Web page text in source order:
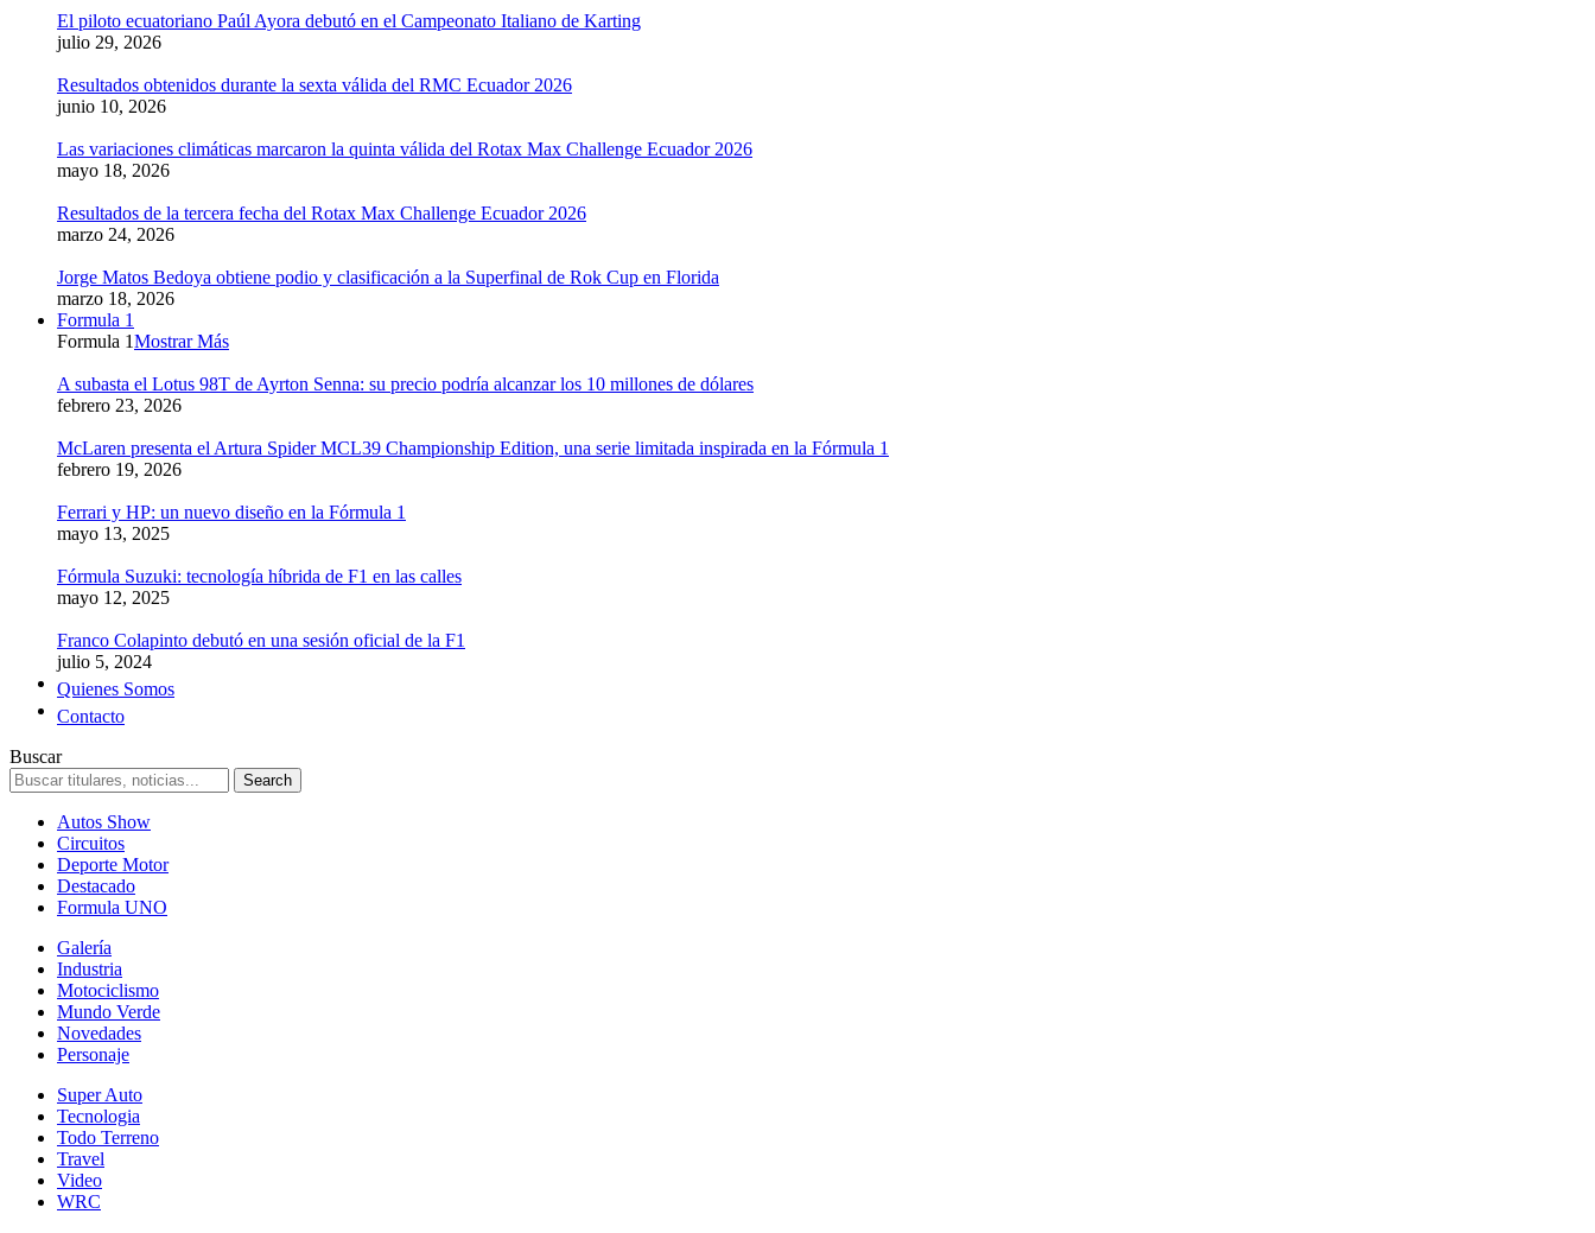
El piloto ecuatoriano Paúl Ayora debutó en el Campeonato Italiano de Karting
julio 29, 2026
Resultados obtenidos durante la sexta válida del RMC Ecuador 2026
junio 10, 2026
Las variaciones climáticas marcaron la quinta válida del Rotax Max Challenge Ecuador 2026
mayo 18, 2026
Resultados de la tercera fecha del Rotax Max Challenge Ecuador 2026
marzo 24, 2026
Jorge Matos Bedoya obtiene podio y clasificación a la Superfinal de Rok Cup en Florida
marzo 18, 2026
Formula 1
Formula 1Mostrar Más
A subasta el Lotus 98T de Ayrton Senna: su precio podría alcanzar los 10 millones de dólares
febrero 23, 2026
McLaren presenta el Artura Spider MCL39 Championship Edition, una serie limitada inspirada en la Fórmula 1
febrero 19, 2026
Ferrari y HP: un nuevo diseño en la Fórmula 1
mayo 13, 2025
Fórmula Suzuki: tecnología híbrida de F1 en las calles
mayo 12, 2025
Franco Colapinto debutó en una sesión oficial de la F1
julio 5, 2024
Quienes Somos
Contacto
Buscar
Autos Show
Circuitos
Deporte Motor
Destacado
Formula UNO
Galería
Industria
Motociclismo
Mundo Verde
Novedades
Personaje
Super Auto
Tecnologia
Todo Terreno
Travel
Video
WRC